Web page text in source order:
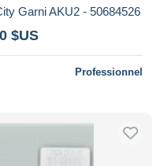
Garni AKU2 - 50684526
$US
Professionnel